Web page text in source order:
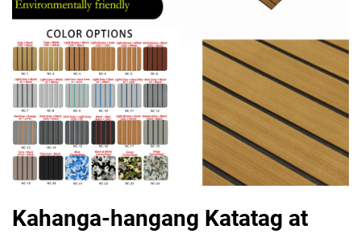
Kahanga-hangang Katatag at